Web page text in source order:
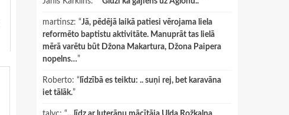
martinsz: “Jā, pēdējā laikā patiesi vērojama liela
reformēto baptistu aktivitāte. Manuprāt tas lielā
mērā varētu būt Džona Makartura, Džona Paipera
nopelns…”
Roberto: “ līdzībā es teiktu: .. suņi rej, bet karavāna
iet tālāk.”